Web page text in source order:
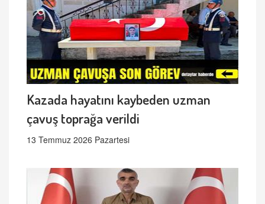
Kazada hayatını kaybeden uzman
çavuş toprağa verildi
13 Temmuz 2026 Pazartesi